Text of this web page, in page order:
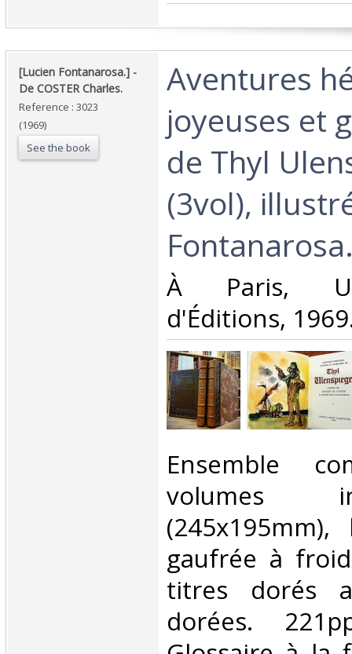
‎[Lucien Fontanarosa.] - ‎
‎De COSTER Charles.‎
Reference : 3023
(1969)
See the book
‎Aventures
joyeuses et
de Thyl
(3vol),
‎À Paris,
d'Éditions,
‎Ensemble
volumes
gaufrée à
titres dorés
dorées.